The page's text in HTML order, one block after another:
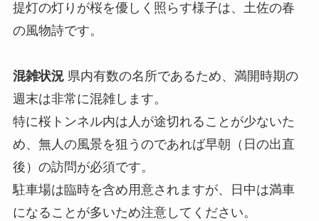
提灯の灯りが桜を優しく照らす様子は、土佐の春
の風物詩です。
混雑状況県内有数の名所であるため、満開時期の
週末は非常に混雑します。
特に桜トンネル内は人が途切れることが少ないた
め、無人の風景を狙うのであれば早朝（日の出直
後）の訪問が必須です。
駐車場は臨時を含め用意されますが、日中は満車
になることが多いため注意してください。